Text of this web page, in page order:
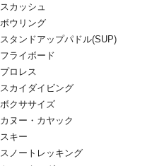
スカッシュ
ボウリング
スタンドアップパドル(SUP)
フライボード
プロレス
スカイダイビング
ボクササイズ
カヌー・カヤック
スキー
スノートレッキング